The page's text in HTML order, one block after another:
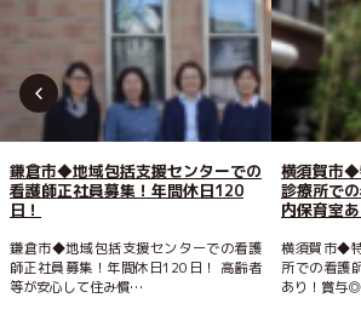
鎌倉市◆地域包括支援センターでの
看護師正社員募集！年間休日120
日！
鎌倉市◆地域包括支援センターでの看護
師正社員募集！年間休日120日！ 高齢者
等が安心して住み慣…
横須賀市◆
診療所で
内保育室
横須賀市◆
所での看護
あり！賞与